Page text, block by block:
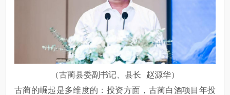
（古蔺县委副书记、县长 赵源华）
古蔺的崛起是多维度的：投资方面，古蔺白酒项目年投